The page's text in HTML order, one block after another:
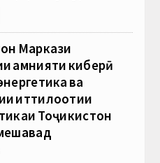
Маркази
амнияти киберӣ
ва
иттилоотии
Тоҷикистон